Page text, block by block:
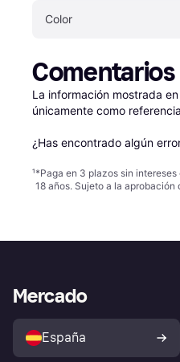
Color
Comentarios
La información mostrada
únicamente como
¿Has encontrado algún
¹*Paga en 3 plazos sin
18 años. Sujeto a la
Mercado
España